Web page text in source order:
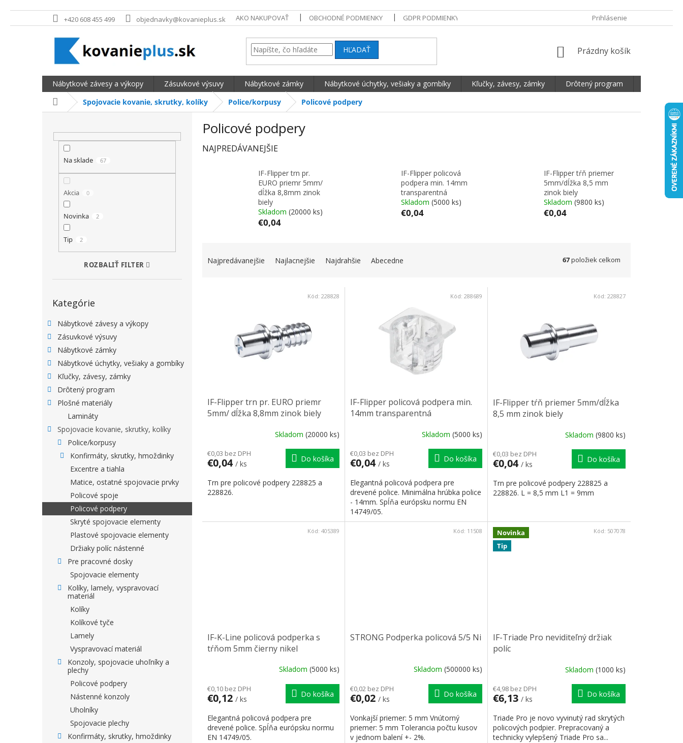
Prejsť na obsah +420 608 455 499 objednavky@kovanieplus.sk AKO NAKUPOVAŤ OBCHODNÉ PODMIENKY GDPR PODMIENKY OCHRANY OSOBNÝCH ÚDAJOV DOPRAVA A PLATBA
Prihlásenie
HĽADAŤ NÁKUPNÝ KOŠÍK
Prázdny košík
Nábytkové závesy a výkopy Zásuvkové výsuvy Nábytkové zámky Nábytkové úchytky, vešiaky a gombíky Kľučky, závesy, zámky Drôtený program
DomovSpojovacie kovanie, skrutky, kolíky Police/korpusy Policové podpery
BOČNÝ PANEL
Na sklade 67
Akcia 0
Novinka 2
Tip 2
ROZBALIŤ FILTER
Kategórie
Nábytkové závesy a výkopy
Zásuvkové výsuvy
Nábytkové zámky
Nábytkové úchytky, vešiaky a gombíky
Kľučky, závesy, zámky
Drôtený program
Plošné materiály
Lamináty
Spojovacie kovanie, skrutky, kolíky
Police/korpusy
Konfirmáty, skrutky, hmoždinky
Excentre a tiahla
Matice, ostatné spojovacie prvky
Policové spoje
Policové podpery
Skryté spojovacie elementy
Plastové spojovacie elementy
Držiaky políc nástenné
Pre pracovné dosky
Spojovacie elementy
Kolíky, lamely, vyspravovací
materiál
Kolíky
Kolíkové tyče
Lamely
Vyspravovací materiál
Konzoly, spojovacie uhoľníky a
plechy
Policové podpery
Nástenné konzoly
Uholníky
Spojovacie plechy
Konfirmáty, skrutky, hmoždinky
Policové podpery
NAJPREDÁVANEJŠIE
IF-Flipper trn pr.
EURO priemr 5mm/
dĺžka 8,8mm zinok
biely
Skladom (20000 ks)
€0,04
IF-Flipper policová
podpera min. 14mm
transparentná
Skladom (5000 ks)
€0,04
IF-Flipper tŕň priemer
5mm/dĺžka 8,5 mm
zinok biely
Skladom (9800 ks)
€0,04
Najpredávanejšie Najlacnejšie Najdrahšie Abecedne 67položiek celkom
IF-Flipper trn pr. EURO priemr
5mm/ dĺžka 8,8mm zinok biely
Skladom (20000 ks)
€0,03 bez DPH
€0,04 / ks
Do košíka
Trn pre policové podpery 228825 a
228826.
Kód: 228828
IF-Flipper policová podpera min.
14mm transparentná
Skladom (5000 ks)
€0,03 bez DPH
€0,04 / ks
Do košíka
Elegantná policová podpera pre
drevené police. Minimálna hrúbka police
- 14mm. Spĺňa európsku normu EN
14749/05.
Kód: 288689
IF-Flipper tŕň priemer 5mm/dĺžka
8,5 mm zinok biely
Skladom (9800 ks)
€0,03 bez DPH
€0,04 / ks
Do košíka
Trn pre policové podpery 228825 a
228826. L = 8,5 mm L1 = 9mm
Kód: 228827
IF-K-Line policová podperka s
tŕňom 5mm čierny nikel
Skladom (5000 ks)
€0,10 bez DPH
€0,12 / ks
Do košíka
Elegantná policová podpera pre
drevené police. Spĺňa európsku normu
EN 14749/05.
Kód: 405389
STRONG Podperka policová 5/5 Ni
Skladom (500000 ks)
€0,02 bez DPH
€0,02 / ks
Do košíka
Vonkajší priemer: 5 mm Vnútorný
priemer: 5 mm Tolerancia počtu kusov
v jednom balení +- 2%.
Kód: 11508
Novinka
Tip
IF-Triade Pro neviditeľný držiak
políc
Skladom (1000 ks)
€4,98 bez DPH
€6,13 / ks
Do košíka
Triade Pro je novo vyvinutý rad skrytých
policových podpier. Prepracovaný a
technicky vylepšený Triade Pro sa...
Kód: 507078